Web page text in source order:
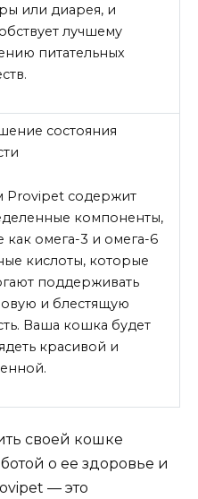
или диарея, и
лучшему
питательных
состояния
Provipet содержит
компоненты,
как омега-3 и омега-6
кислоты, которые
поддерживать
и блестящую
Ваша кошка будет
красивой и
своей кошке
о ее здоровье и
— это